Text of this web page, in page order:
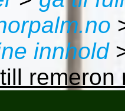
innhold
remeron